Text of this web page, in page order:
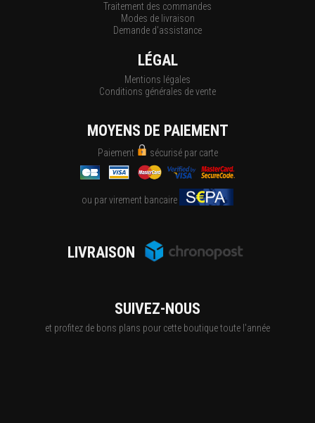
Traitement des commandes
Modes de livraison
Demande d'assistance
LÉGAL
Mentions légales
Conditions générales de vente
MOYENS DE PAIEMENT
Paiement sécurisé par carte
ou par virement bancaire
LIVRAISON
SUIVEZ-NOUS
et profitez de bons plans pour cette boutique toute l'année